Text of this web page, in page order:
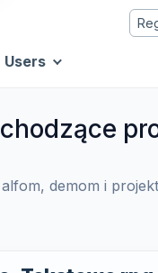
Users
demom i